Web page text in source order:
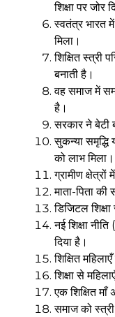
शिक्षा पर जोर
स्वतंत्र भारत
मिला।
शिक्षित स्त्री
बनाती है।
वह समाज में
है।
सरकार ने बेटी
सुकन्या समृद्धि
को लाभ मिला।
ग्रामीण
माता-पिता
डिजिटल
नई शिक्षा
दिया है।
शिक्षित
शिक्षा से
एक शिक्षित माँ
समाज को